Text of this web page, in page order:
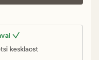
kesklaost